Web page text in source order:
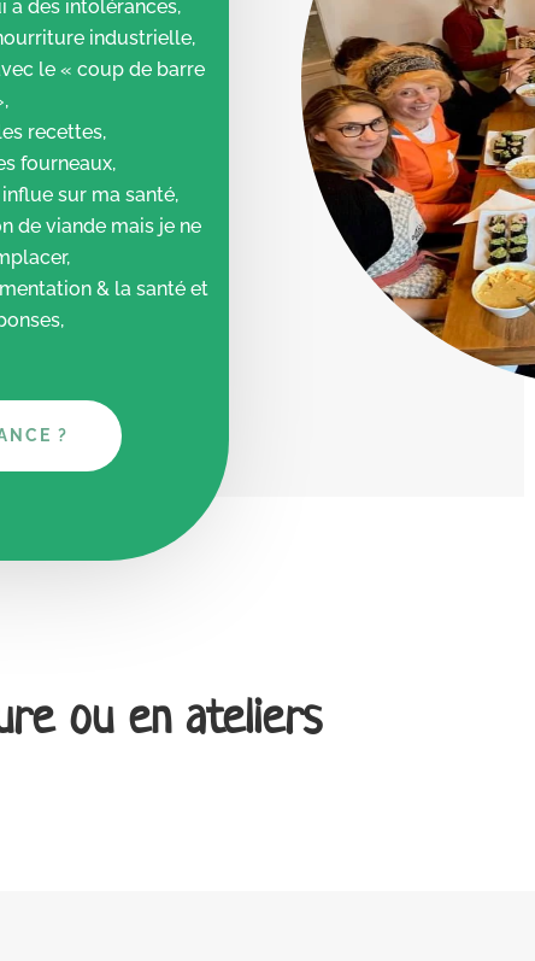
a des intolérances,
industrielle,
le « coup de barre
recettes,
fourneaux,
sur ma santé,
de viande mais je ne
& la santé et
?
ou en ateliers